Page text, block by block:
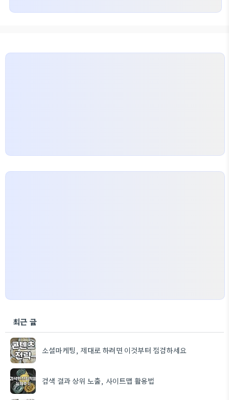
최근 글
소셜마케팅, 제대로 하려면 이것부터 점검하세요
검색 결과 상위 노출, 사이트맵 활용법